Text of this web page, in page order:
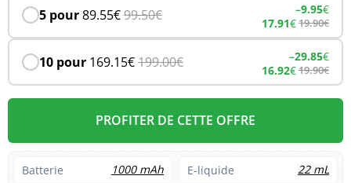
5 pour89.55€99.50€ –9.95€
17.91€19.90€
10 pour 169.15€199.00€ –29.85€
16.92€19.90€
PROFITER DE CETTE OFFRE
Batterie 1000 mAh E-liquide 22 mL